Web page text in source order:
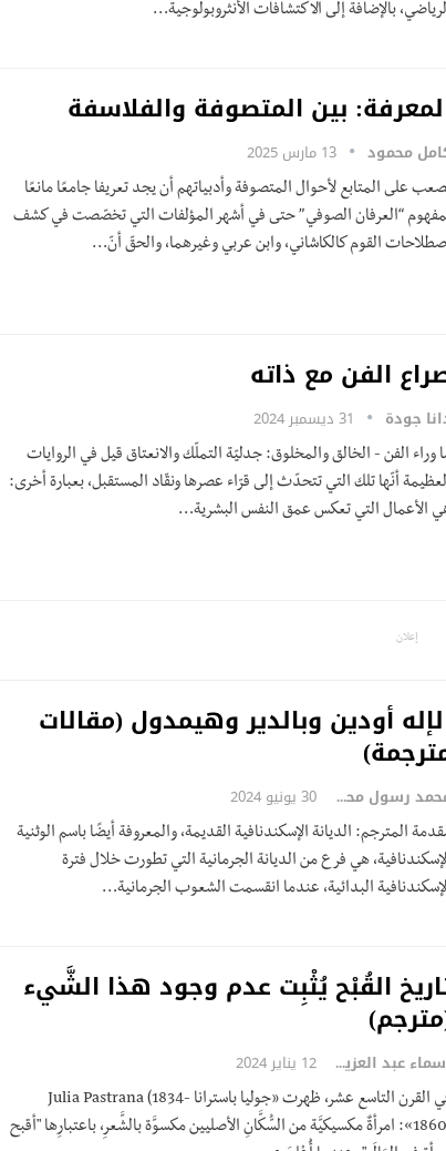
بالإضافة إلى الاكتشافات الأنثروبولوجية…
بين المتصوفة والفلاسفة
محمود 13 مارس 2025
على المتابع لأحوال المتصوفة وأدبياتهم أن يجد تعريفا جامعًا مانعًا
“العرفان الصوفي” حتى في أشهر المؤلفات التي تخصّصت في كشف
القوم كالكاشاني، وابن عربي وغيرهما، والحقّ أنّ…
الفن مع ذاته
جودة 31 ديسمبر 2024
وراء الفن - الخالق والمخلوق: جدليّة التملّك والانعتاق قيل في الروايات
أنّها تلك التي تتحدّث إلى قرّاء عصرها ونقّاد المستقبل، بعبارة أخرى:
الأعمال التي تعكس عمق النفس البشرية…
إعلان
أودين وبالدير وهيمدول (مقالات
محمد رسول محمد 30 يونيو 2024
المترجم: الديانة الإسكندنافية القديمة، والمعروفة أيضًا باسم الوثنية
هي فرع من الديانة الجرمانية التي تطورت خلال فترة
البدائية، عندما انقسمت الشعوب الجرمانية…
القُبْح يُثْبِت عدم وجود هذا الشَّيء
أسماء عبد العزيز 12 يناير 2024
في القرن التاسع عشر، ظهرت «جوليا باسترانا Julia Pastrana (1834-
1860)»: امرأةٌ مكسيكيَّة من السُّكَّانِ الأصليين مكسوَّة بالشَّعرِ، باعتبارِها "أقبح